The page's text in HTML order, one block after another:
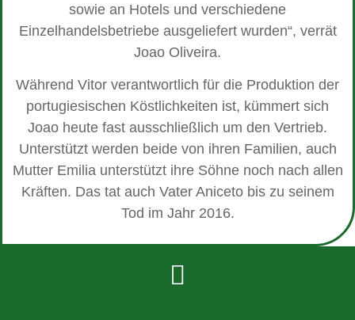
sowie an Hotels und verschiedene
Einzelhandelsbetriebe ausgeliefert wurden“, verrät
Joao Oliveira.
Während Vitor verantwortlich für die Produktion der
portugiesischen Köstlichkeiten ist, kümmert sich
Joao heute fast ausschließlich um den Vertrieb.
Unterstützt werden beide von ihren Familien, auch
Mutter Emilia unterstützt ihre Söhne noch nach allen
Kräften. Das tat auch Vater Aniceto bis zu seinem
Tod im Jahr 2016.